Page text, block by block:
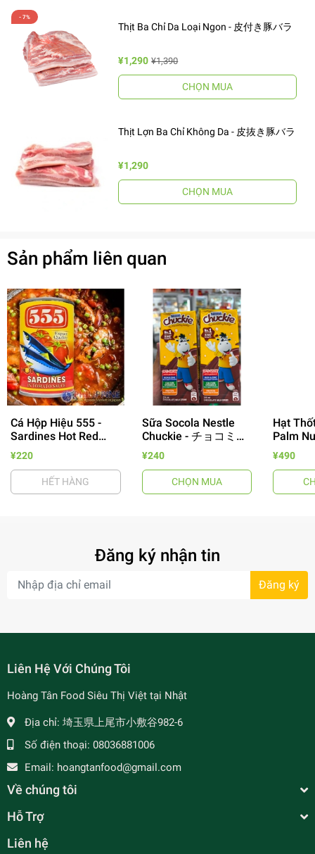
- 64%
Thịt Ba Chỉ Da Loại Ngon - 皮付き豚バラ
¥1,290 ¥1,390
CHỌN MUA
Thịt Lợn Ba Chỉ Không Da - 皮抜き豚バラ
¥1,290
CHỌN MUA
Sản phẩm liên quan
Cá Hộp Hiệu 555 -
Sardines Hot Red
155g
¥220
HẾT HÀNG
Sữa Socola Nestle
Chuckie - チョコミル
ク 250ml
¥240
CHỌN MUA
Hạt
Palm
Màu
¥490
Đăng ký nhận tin
Đăng ký
Liên Hệ Với Chúng Tôi
Hoàng Tân Food Siêu Thị Việt tại Nhật
Địa chỉ: 埼玉県上尾市小敷谷982-6
Số điện thoại: 08036881006
Email: hoangtanfood@gmail.com
Về chúng tôi
Hỗ Trợ
Liên hệ